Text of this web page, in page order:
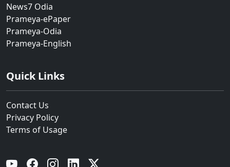
News7 Odia
Prameya-ePaper
Prameya-Odia
Prameya-English
Quick Links
Contact Us
Privacy Policy
Terms of Usage
YouTube Facebook Instagram Linkedin